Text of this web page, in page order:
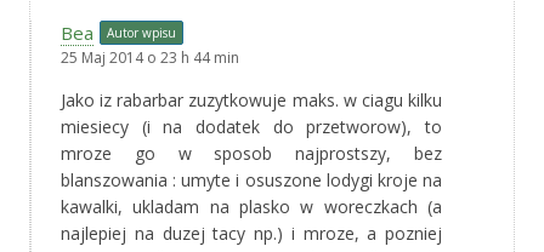
Bea Autor wpisu
25 Maj 2014 o 23 h 44 min
Jako iz rabarbar zuzytkowuje maks. w ciagu kilku
miesiecy (i na dodatek do przetworow), to
mroze go w sposob najprostszy, bez
blanszowania : umyte i osuszone lodygi kroje na
kawalki, ukladam na plasko w woreczkach (a
najlepiej na duzej tacy np.) i mroze, a pozniej